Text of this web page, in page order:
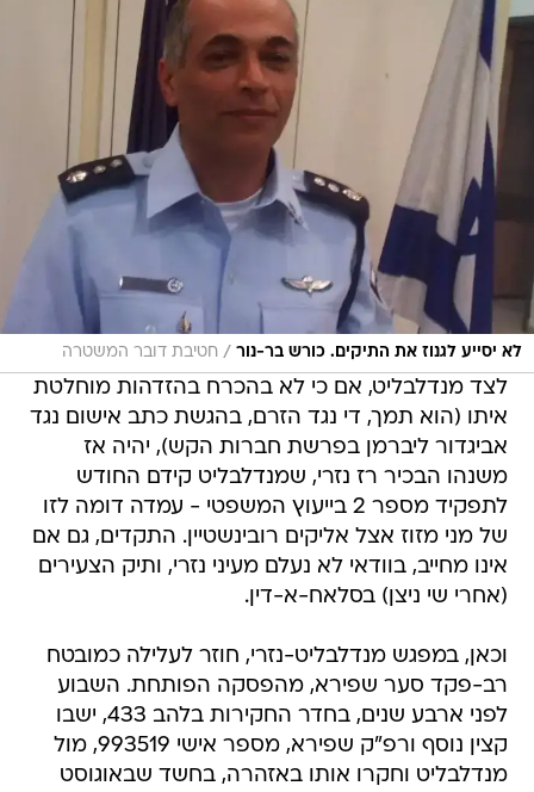
לא יסייע לגנוז את התיקים. כורש בר-נור / חטיבת דובר המשטרה
לצד מנדלבליט, אם כי לא בהכרח בהזדהות מוחלטת
איתו (הוא תמך, די נגד הזרם, בהגשת כתב אישום נגד
אביגדור ליברמן בפרשת חברות הקש), יהיה אז
משנהו הבכיר רז נזרי, שמנדלבליט קידם החודש
לתפקיד מספר 2 בייעוץ המשפטי - עמדה דומה לזו
של מני מזוז אצל אליקים רובינשטיין. התקדים, גם אם
אינו מחייב, בוודאי לא נעלם מעיני נזרי, ותיק הצעירים
(אחרי שי ניצן) בסלאח-א-דין.
וכאן, במפגש מנדלבליט-נזרי, חוזר לעלילה כמובטח
רב-פקד סער שפירא, מהפסקה הפותחת. השבוע
לפני ארבע שנים, בחדר החקירות בלהב 433, ישבו
קצין נוסף ורפ"ק שפירא, מספר אישי 993519, מול
מנדלבליט וחקרו אותו באזהרה, בחשד שבאוגוסט